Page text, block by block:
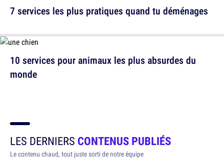
10 services pour animaux les plus absurdes du
monde
7 services les plus pratiques quand tu déménages
LES DERNIERS CONTENUS PUBLIÉS
Le contenu chaud, tout juste sorti de notre équipe